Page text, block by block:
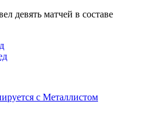
девять матчей в составе
с Металлистом